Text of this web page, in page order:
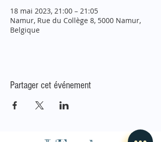
18 mai 2023, 21:00 – 21:05
Namur, Rue du Collège 8, 5000 Namur,
Belgique
Partager cet événement